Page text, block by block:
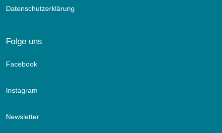
Datenschutzerklärung
Folge uns
Facebook
Instagram
Newsletter